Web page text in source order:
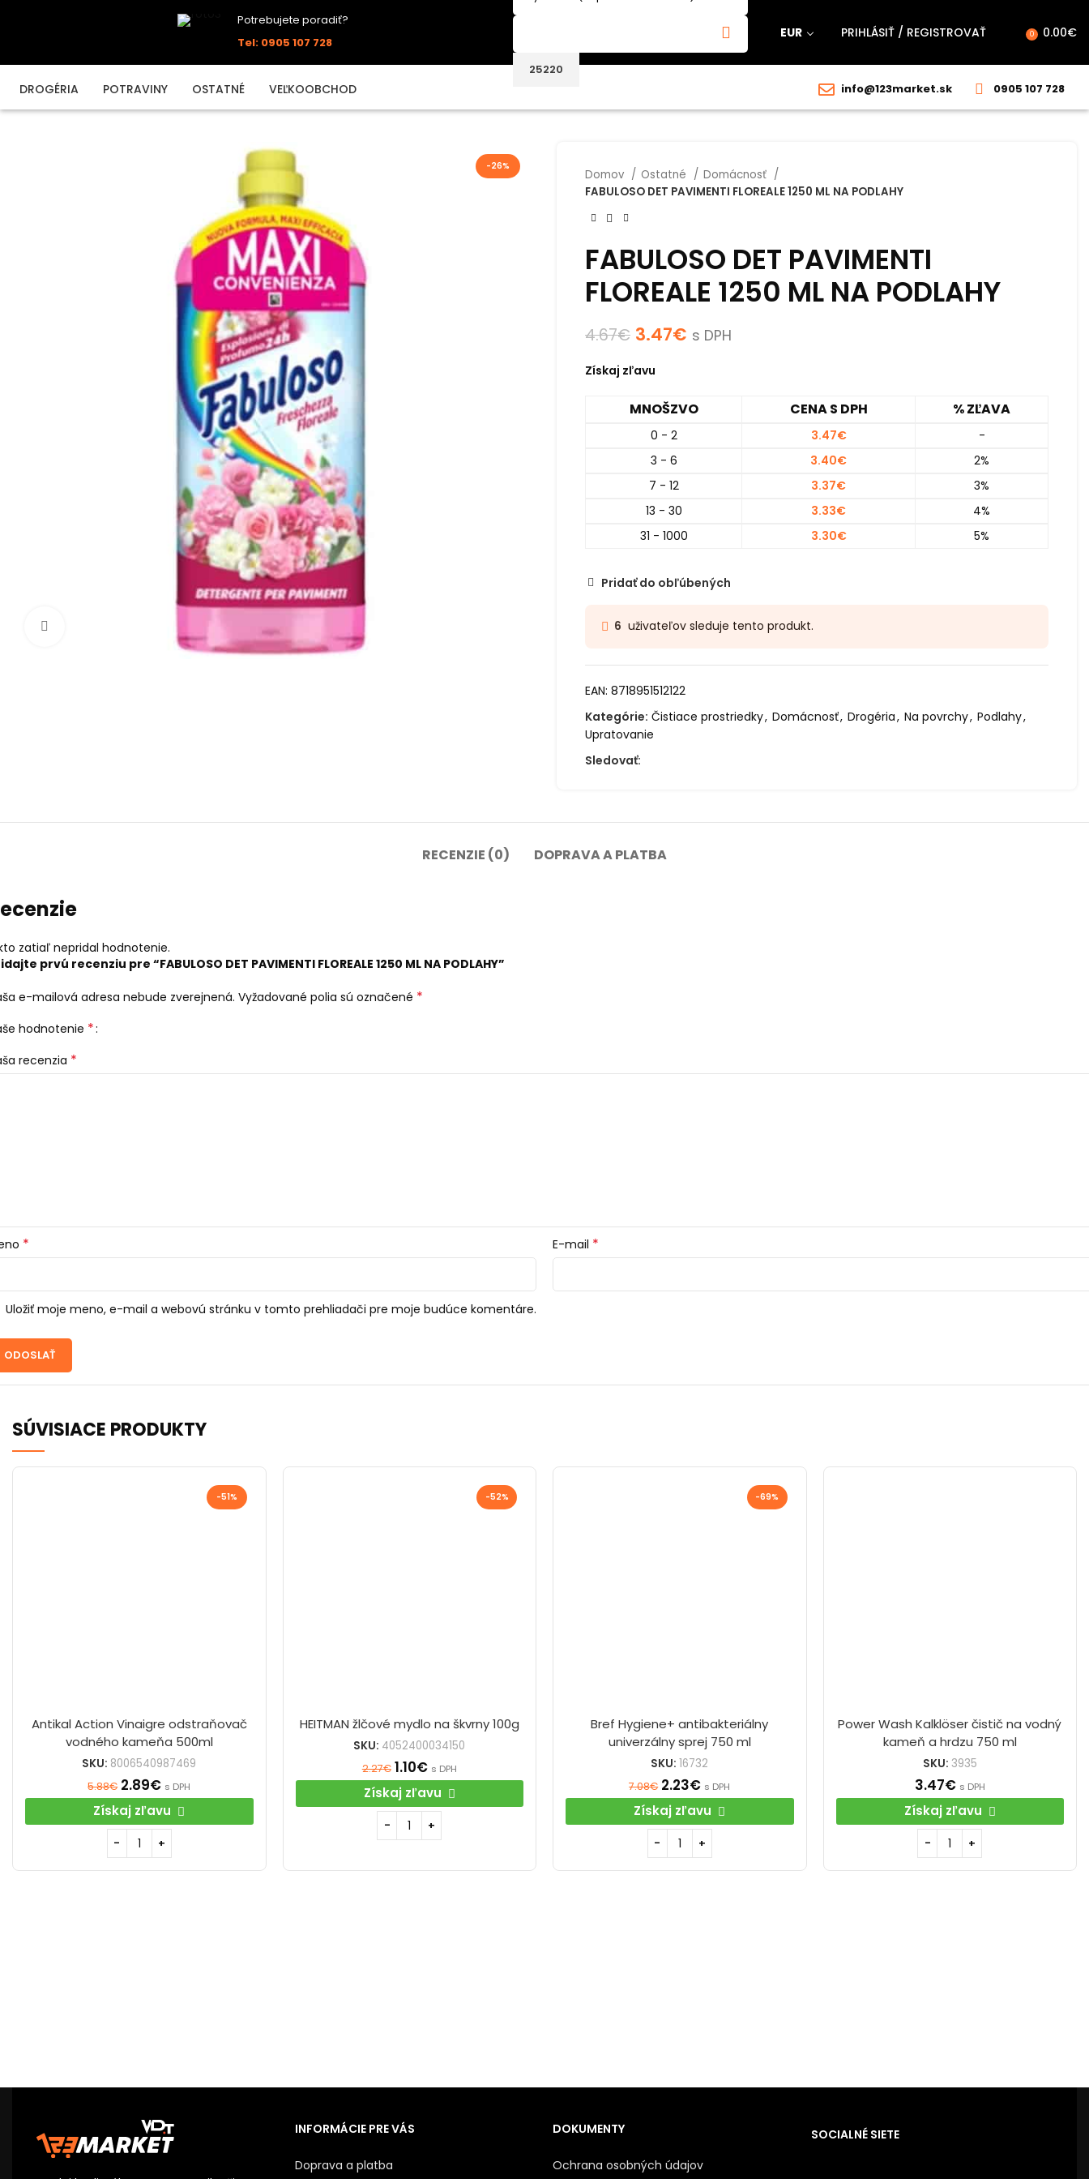
Potrebujete poradiť?
Tel: 0905 107 728
EUR PRIHLÁSIŤ / REGISTROVAŤ 0 0.00€
DROGÉRIA POTRAVINY OSTATNÉ VEĽKOOBCHOD info@123market.sk 0905 107 728
-26%
Domov Ostatné
Domácnosť
FABULOSO DET PAVIMENTI FLOREALE 1250 ML NA PODLAHY
FABULOSO DET PAVIMENTI
FLOREALE 1250 ML NA PODLAHY
4.67€ 3.47€ s DPH
Získaj zľavu
MNOŠZVO CENA S DPH % ZĽAVA
0 - 2 3.47€
-
3 - 6
3.40€
2%
7 - 12
3.37€
3%
13 - 30
3.33€
4%
31 - 1000
3.30€ 5%
Pridať do obľúbených
6 uživateľov sleduje tento produkt.
EAN: 8718951512122
Kategórie: Čistiace prostriedky, Domácnosť, Drogéria, Na povrchy, Podlahy,
Upratovanie
Sledovať:
RECENZIE (0) DOPRAVA A PLATBA
zatiaľ nepridal hodnotenie.
prvú recenziu pre “FABULOSO DET PAVIMENTI FLOREALE 1250 ML NA PODLAHY”
e-mailová adresa nebude zverejnená. Vyžadované polia sú označené *
hodnotenie *
recenzia *
* E-mail *
Uložiť moje meno, e-mail a webovú stránku v tomto prehliadači pre moje budúce komentáre.
SÚVISIACE PRODUKTY
-51%
Antikal Action Vinaigre odstraňovač
vodného kameňa 500ml
SKU: 8006540987469
5.88€ 2.89€ s DPH
Získaj zľavu
-52%
HEITMAN žlčové mydlo na škvrny 100g
SKU: 4052400034150
2.27€ 1.10€ s DPH
Získaj zľavu
-69%
Bref Hygiene+ antibakteriálny
univerzálny sprej 750 ml
SKU:16732
7.08€ 2.23€ s DPH
Získaj zľavu
Power Wash Kalklöser čistič na vodný
kameň a hrdzu 750 ml
SKU: 3935
3.47€ s DPH
Získaj zľavu
INFORMÁCIE PRE VÁS
Doprava a platba
DOKUMENTY
Ochrana osobných údajov
SOCIALNÉ SIETE